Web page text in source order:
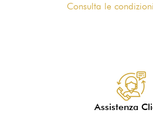
Consulta le
Assistenza